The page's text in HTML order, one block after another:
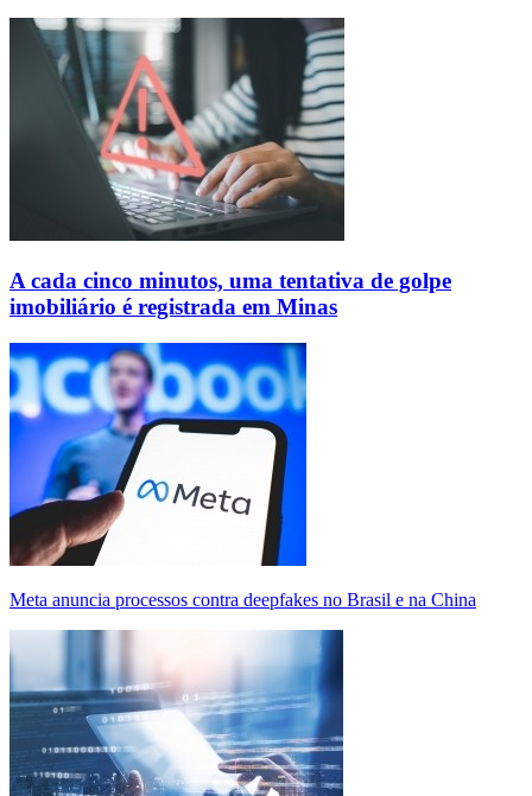
A cada cinco minutos, uma tentativa de golpe
imobiliário é registrada em Minas
Meta anuncia processos contra deepfakes no Brasil e na China